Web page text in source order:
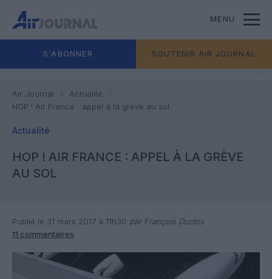
MENU
S'ABONNER SOUTENIR AIR JOURNAL
Air Journal
Actualité
HOP ! Air France : appel à la grève au sol
Actualité
HOP ! AIR FRANCE : APPEL À LA GRÈVE
AU SOL
Publié le 31 mars 2017 à 11h30 par François Duclos
11 commentaires